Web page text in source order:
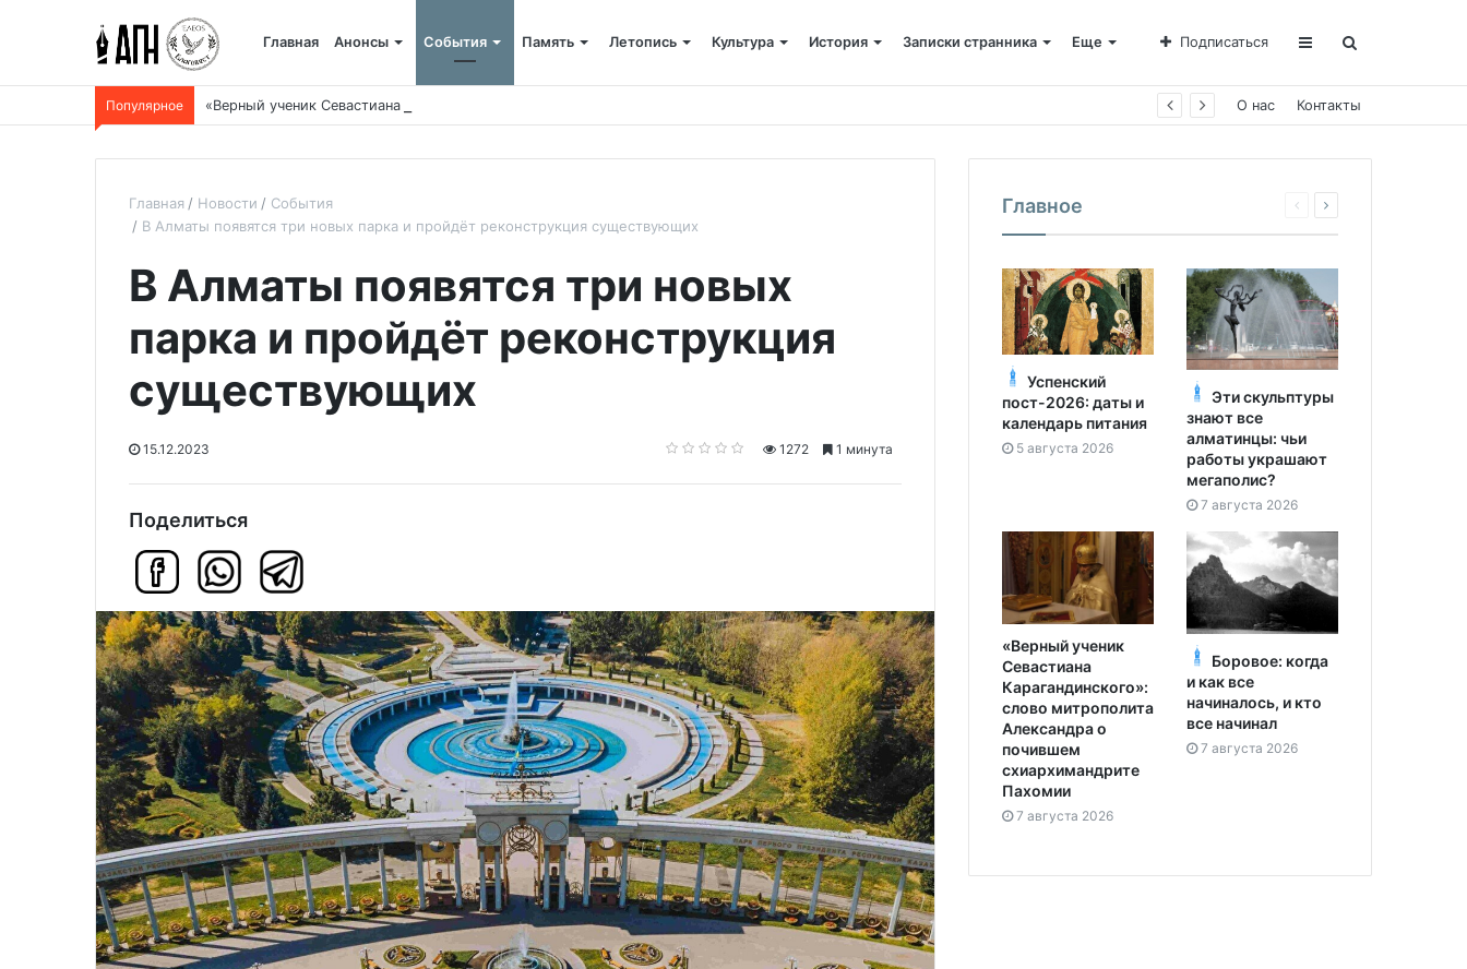
Главная Анонсы События Память Летопись Культура История Записки странника Еще Подписаться
Популярное «Верный ученик Севастиана Карагандинского»: слово митрополита Александра о почившем схиархимандрите Пахомии О нас Контакты
Главная Новости
События
В Алматы появятся три новых парка и пройдёт реконструкция существующих
В Алматы появятся три новых
парка и пройдёт реконструкция
существующих
15.12.2023 1272 1 минута
Поделиться
Главное
Успенский
пост-2026: даты и
календарь питания
5 августа 2026
Эти скульптуры
знают все
алматинцы: чьи
работы украшают
мегаполис?
7 августа 2026
«Верный ученик
Севастиана
Карагандинского»:
слово митрополита
Александра о
почившем
схиархимандрите
Пахомии
7 августа 2026
Боровое: когда
и как все
начиналось, и кто
все начинал
7 августа 2026